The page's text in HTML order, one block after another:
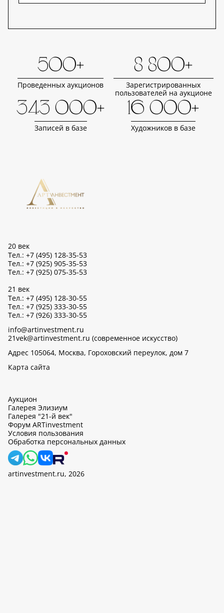
500+
Проведенных аукционов
8 800+
Зарегистрированных
пользователей на аукционе
343 000+
Записей в базе
16 000+
Художников в базе
20 век
Тел.: +7 (495) 128-35-53
Тел.: +7 (925) 905-35-53
Тел.: +7 (925) 075-35-53
21 век
Тел.: +7 (495) 128-30-55
Тел.: +7 (925) 333-30-55
Тел.: +7 (926) 333-30-55
info@artinvestment.ru
21vek@artinvestment.ru (современное искусство)
Адрес 105064, Москва, Гороховский переулок, дом 7
Карта сайта
Аукцион
Галерея Элизиум
Галерея "21-й век"
Форум ARTinvestment
Условия пользования
Обработка персональных данных
artinvestment.ru, 2026